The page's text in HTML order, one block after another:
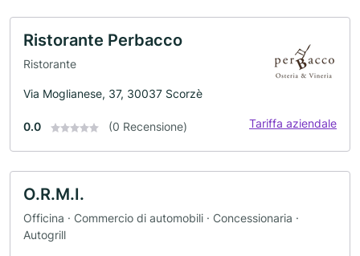
Ristorante Perbacco
Ristorante
Via Moglianese, 37, 30037 Scorzè
0.0 (0 Recensione) Tariffa aziendale
O.R.M.I.
Officina · Commercio di automobili · Concessionaria ·
Autogrill